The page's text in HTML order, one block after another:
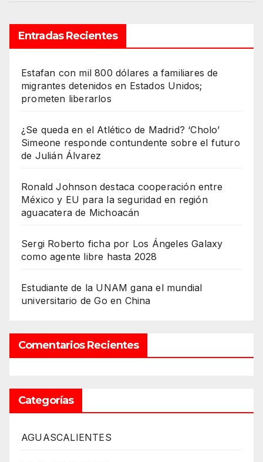
Entradas Recientes
Estafan con mil 800 dólares a familiares de
migrantes detenidos en Estados Unidos;
prometen liberarlos
¿Se queda en el Atlético de Madrid? ‘Cholo’
Simeone responde contundente sobre el futuro
de Julián Álvarez
Ronald Johnson destaca cooperación entre
México y EU para la seguridad en región
aguacatera de Michoacán
Sergi Roberto ficha por Los Ángeles Galaxy
como agente libre hasta 2028
Estudiante de la UNAM gana el mundial
universitario de Go en China
Comentarios Recientes
Categorías
AGUASCALIENTES